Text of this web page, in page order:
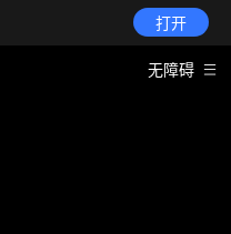
打开
无障碍